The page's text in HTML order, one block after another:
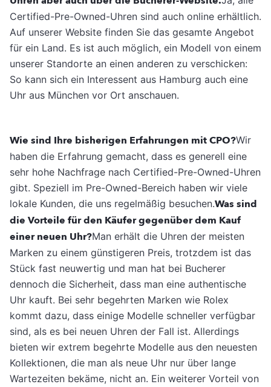
Certified-Pre-Owned-Uhren sind auch online erhältlich.
Auf unserer Website finden Sie das gesamte Angebot
für ein Land. Es ist auch möglich, ein Modell von einem
unserer Standorte an einen anderen zu verschicken:
So kann sich ein Interessent aus Hamburg auch eine
Uhr aus München vor Ort anschauen.
Wie sind Ihre bisherigen Erfahrungen mit CPO?Wir
haben die Erfahrung gemacht, dass es generell eine
sehr hohe Nachfrage nach Certified-Pre-Owned-Uhren
gibt. Speziell im Pre-Owned-Bereich haben wir viele
lokale Kunden, die uns regelmäßig besuchen.Was sind
die Vorteile für den Käufer gegenüber dem Kauf
einer neuen Uhr?Man erhält die Uhren der meisten
Marken zu einem günstigeren Preis, trotzdem ist das
Stück fast neuwertig und man hat bei Bucherer
dennoch die Sicherheit, dass man eine authentische
Uhr kauft. Bei sehr begehrten Marken wie Rolex
kommt dazu, dass einige Modelle schneller verfügbar
sind, als es bei neuen Uhren der Fall ist. Allerdings
bieten wir extrem begehrte Modelle aus den neuesten
Kollektionen, die man als neue Uhr nur über lange
Wartezeiten bekäme, nicht an. Ein weiterer Vorteil von